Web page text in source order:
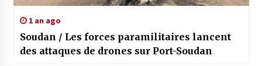
1 an ago
Soudan / Les forces paramilitaires lancent
des attaques de drones sur Port-Soudan